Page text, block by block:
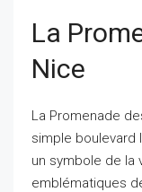
La
Nice
La Promenade
simple boulevard
un symbole de la
emblématiques